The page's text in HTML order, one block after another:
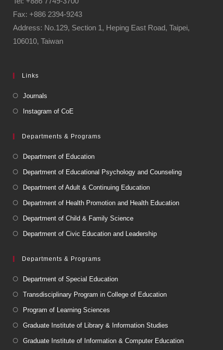
Fax: +886 2394-9243
Address: No.129, Section 1, Heping East Road, Taipei,
106010, Taiwan
Links
Journals
Instagram of CoE
Departments & Programs
Department of Education
Department of Educational Psychology and Counseling
Department of Adult & Continuing Education
Department of Health Promotion and Health Education
Department of Child & Family Science
Department of Civic Education and Leadership
Departments & Programs
Department of Special Education
Transdisciplinary Program in College of Education
Program of Learning Sciences
Graduate Institute of Library & Information Studies
Graduate Institute of Information & Computer Education